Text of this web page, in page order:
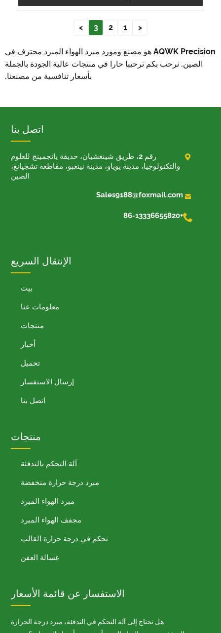
<
1
2
3
>
AQWK Precision هو مصنع ومورد مبرد الهواء المبرد محترف في
الصين. نرحب بكم ترحيبا حارا في منتجات عالية الجودة بالجملة
بأسعار تنافسية من مصنعنا.
اتصل بنا

رقم 2، طريق شينغشيان، حديقة يانجمينج للعلوم
والتكنولوجيا، مدينة يوياو، مدينة نينغبو، مقاطعة تشجيانغ،
الصين

Sales9188@foxmail.com

+86-13336655820
الإنتقال السريع
بيت
معلومات عنا
منتجات
أخبار
تحميل
إرسال الاستفسار
اتصل بنا
منتجات
آلة التحكم بالتدفئة
مبرد درجة حرارة منخفضة
مبرد الهواء المبرد
مجفف الهواء المبرد
تحكم في درجة حرارة القالب
غسالة العفن
الاستفسار عن قائمة الأسعار
هل تحتاج إلى آلة التحكم في التدفئة، مبرد درجة الحرارة